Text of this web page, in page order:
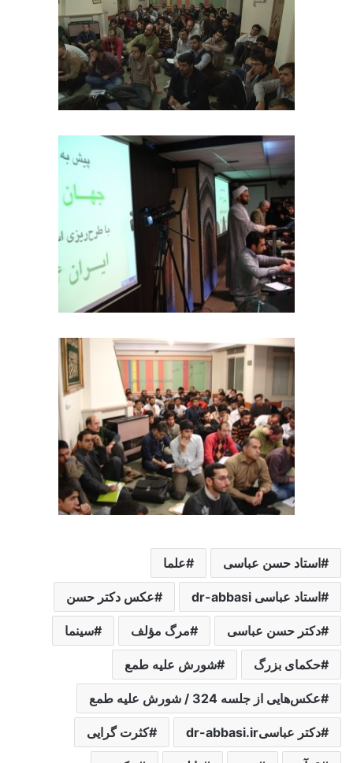
استاد حسن عباسی علما
استاد عباسی dr-abbasi عکس دکتر حسن
دکتر حسن عباسی مرگ مؤلف سینما
حکمای بزرگ شورش علیه طمع
عکس‌هایی از جلسه 324 / شورش علیه طمع
دکتر عباسیdr-abbasi.ir کثرت گرایی